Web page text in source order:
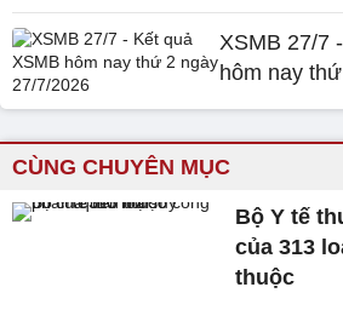
XSMB 27/7
hôm nay
CÙNG CHUYÊN MỤC
Bộ Y tế
của 313
thuộc